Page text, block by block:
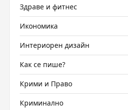
Здраве и фитнес
Икономика
Интериорен дизайн
Как се пише?
Крими и Право
Криминално